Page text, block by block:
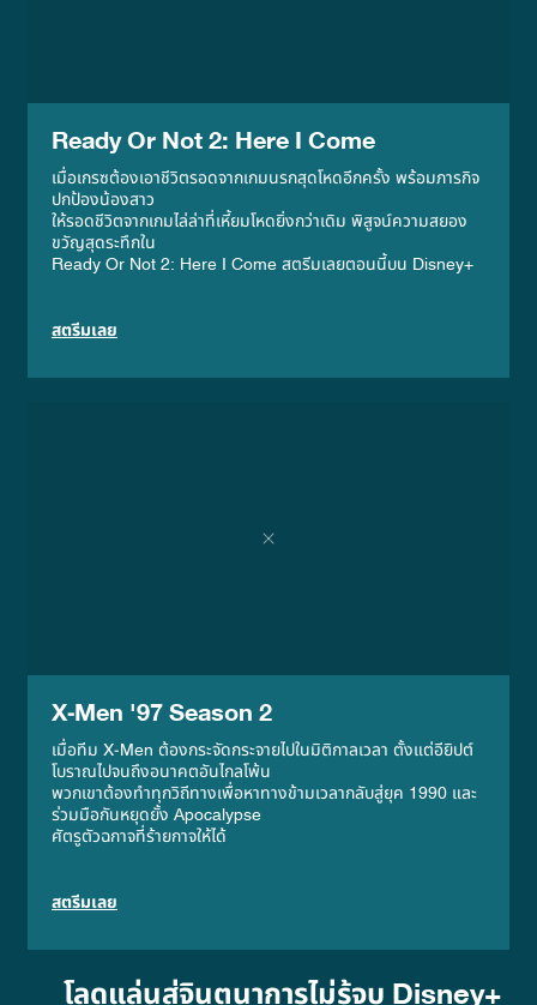
Ready Or Not 2: Here I Come
เมื่อเกรซต้องเอาชีวิตรอดจากเกมนรกสุดโหดอีกครั้ง พร้อมภารกิจ
ปกป้องน้องสาว
ให้รอดชีวิตจากเกมไล่ล่าที่เหี้ยมโหดยิ่งกว่าเดิม พิสูจน์ความสยอง
ขวัญสุดระทึกใน
Ready Or Not 2: Here I Come สตรีมเลยตอนนี้บน Disney+
สตรีมเลย
X-Men '97 Season 2
เมื่อทีม X-Men ต้องกระจัดกระจายไปในมิติกาลเวลา ตั้งแต่อียิปต์
โบราณไปจนถึงอนาคตอันไกลโพ้น
พวกเขาต้องทำทุกวิถีทางเพื่อหาทางข้ามเวลากลับสู่ยุค 1990 และ
ร่วมมือกันหยุดยั้ง Apocalypse
ศัตรูตัวฉกาจที่ร้ายกาจให้ได้
สตรีมเลย
โลดแล่นสู่จินตนาการไม่รู้จบ Disney+